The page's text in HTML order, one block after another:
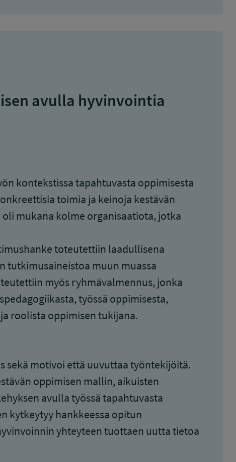
avulla hyvinvointia
kontekstissa tapahtuvasta oppimisesta
toimia ja keinoja kestävän
mukana kolme organisaatiota, jotka
toteutettiin laadullisena
tutkimusaineistoa muun muassa
myös ryhmävalmennus, jonka
työssä oppimisesta,
roolista oppimisen tukijana.
sekä motivoi että uuvuttaa työntekijöitä.
oppimisen mallin, aikuisten
avulla työssä tapahtuvasta
kytkeytyy hankkeessa opitun
yhteyteen tuottaen uutta tietoa